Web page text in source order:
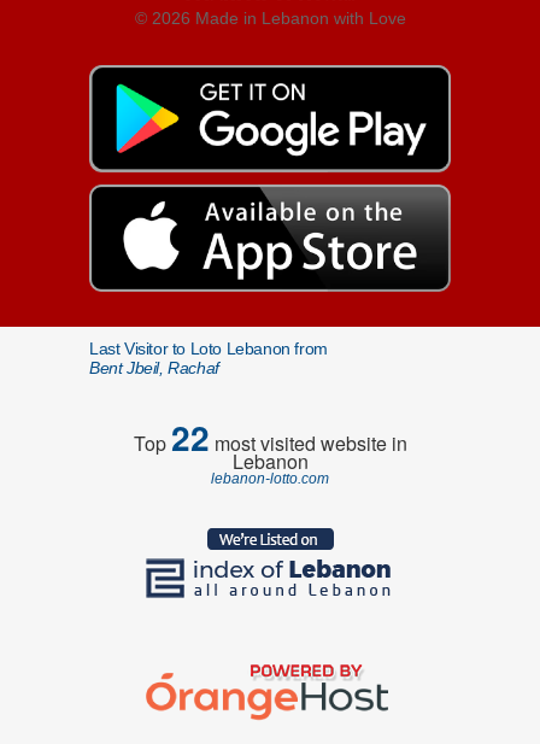
© 2026 Made in Lebanon with Love
Last Visitor to Loto Lebanon from
Bent Jbeil, Rachaf
Top22 most visited website in
Lebanon
lebanon-lotto.com